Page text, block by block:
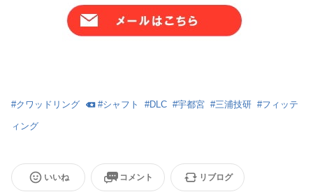
#クワッドリング #シャフト #DLC #宇都宮 #三浦技研 #フィッテ
ィング
いいね コメント リブログ